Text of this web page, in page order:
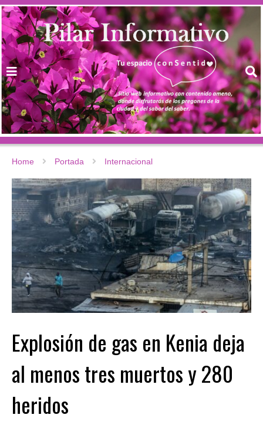
Home Portada Internacional
Explosión de gas en Kenia deja
al menos tres muertos y 280
heridos